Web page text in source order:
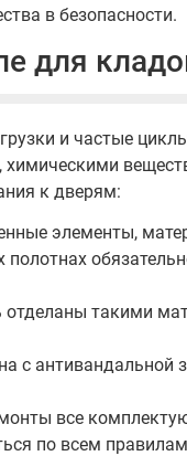
в безопасности.
для
и частые
химическими
к дверям:
элементы,
такими
с антивандальной
все
по всем